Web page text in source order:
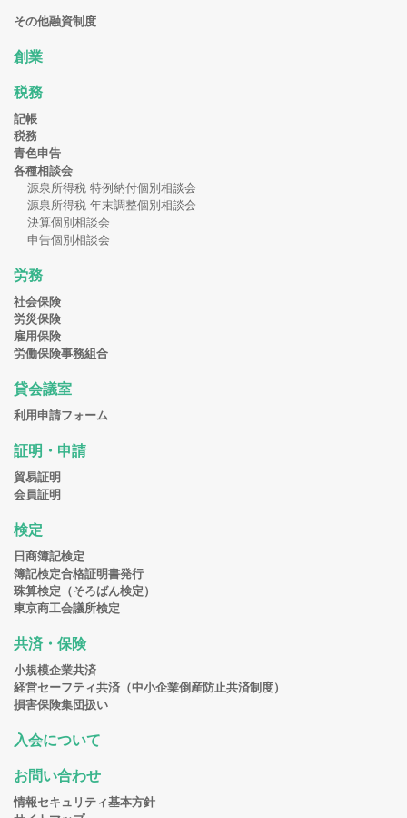
その他融資制度
創業
税務
記帳
税務
青色申告
各種相談会
源泉所得税 特例納付個別相談会
源泉所得税 年末調整個別相談会
決算個別相談会
申告個別相談会
労務
社会保険
労災保険
雇用保険
労働保険事務組合
貸会議室
利用申請フォーム
証明・申請
貿易証明
会員証明
検定
日商簿記検定
簿記検定合格証明書発行
珠算検定（そろばん検定）
東京商工会議所検定
共済・保険
小規模企業共済
経営セーフティ共済（中小企業倒産防止共済制度）
損害保険集団扱い
入会について
お問い合わせ
情報セキュリティ基本方針